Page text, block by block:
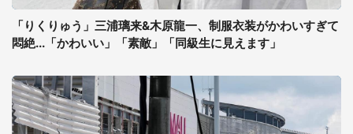
「りくりゅう」三浦璃来&木原龍一、制服衣装がかわいすぎて
悶絶...「かわいい」「素敵」「同級生に見えます」